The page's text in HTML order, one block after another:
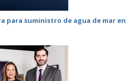
para suministro de agua de mar en